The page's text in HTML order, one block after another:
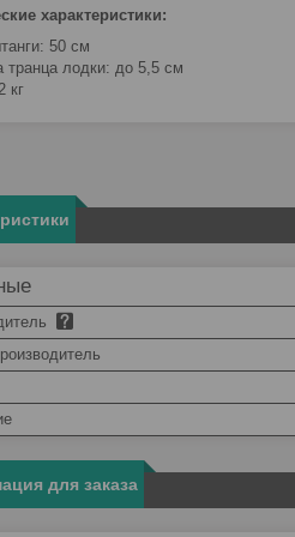
характеристики:
50 см
транца лодки: до 5,5 см
кг
для заказа